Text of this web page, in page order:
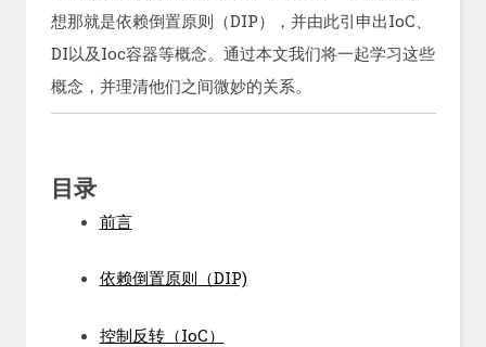
想那就是依赖倒置原则（DIP），并由此引申出IoC、
DI以及Ioc容器等概念。通过本文我们将一起学习这些
概念，并理清他们之间微妙的关系。
目录
前言
依赖倒置原则（DIP)
控制反转（IoC）